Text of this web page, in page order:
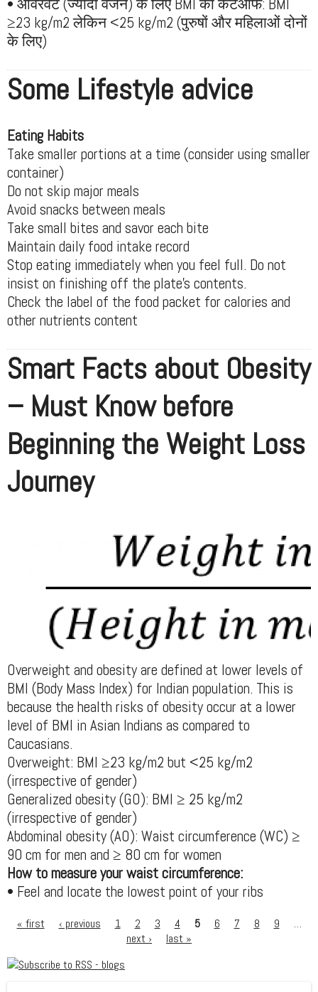
• ओवरवेट (ज्यादा वजन) के लिए BMI का कटऑफ: BMI
≥23 kg/m2 लेकिन <25 kg/m2 (पुरुषों और महिलाओं दोनों
के लिए)
Some Lifestyle advice
Eating Habits
Take smaller portions at a time (consider using smaller
container)
Do not skip major meals
Avoid snacks between meals
Take small bites and savor each bite
Maintain daily food intake record
Stop eating immediately when you feel full. Do not
insist on finishing off the plate’s contents.
Check the label of the food packet for calories and
other nutrients content
Smart Facts about Obesity
– Must Know before
Beginning the Weight Loss
Journey
Overweight and obesity are defined at lower levels of
BMI (Body Mass Index) for Indian population. This is
because the health risks of obesity occur at a lower
level of BMI in Asian Indians as compared to
Caucasians.
Overweight: BMI ≥23 kg/m2 but <25 kg/m2
(irrespective of gender)
Generalized obesity (GO): BMI ≥ 25 kg/m2
(irrespective of gender)
Abdominal obesity (AO): Waist circumference (WC) ≥
90 cm for men and ≥ 80 cm for women
How to measure your waist circumference:
• Feel and locate the lowest point of your ribs
« first ‹ previous 1 2 3 4 5 6 7 8 9
…
next ›
last »